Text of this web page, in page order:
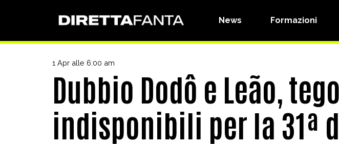
News Formazioni
1 Apr alle 6:00 am
Dubbio Dodô e Leão,
indisponibili per la 31ª